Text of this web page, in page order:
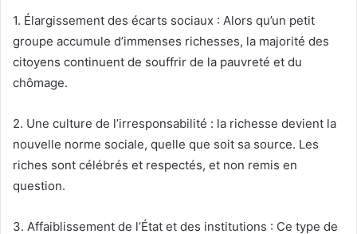
1. Élargissement des écarts sociaux : Alors qu’un petit
groupe accumule d’immenses richesses, la majorité des
citoyens continuent de souffrir de la pauvreté et du
chômage.
2. Une culture de l’irresponsabilité : la richesse devient la
nouvelle norme sociale, quelle que soit sa source. Les
riches sont célébrés et respectés, et non remis en
question.
3. Affaiblissement de l’État et des institutions : Ce type de